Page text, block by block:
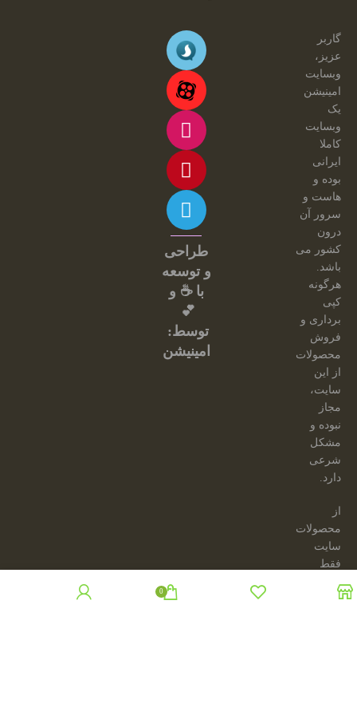
گاربر
عزیز،
وبسایت
امینیشن
یک
وبسایت
کاملا
ایرانی
بوده و
هاست و
سرور آن
درون
کشور می
باشد.
هرگونه
کپی
برداری و
فروش
محصولات
از این
سایت،
مجاز
نبوده و
مشکل
شرعی
دارد.
از
محصولات
سایت
فقط
جهت
ارائه
طراحی
و توسعه
با ☕ و
💕
توسط:
امینیشن
0